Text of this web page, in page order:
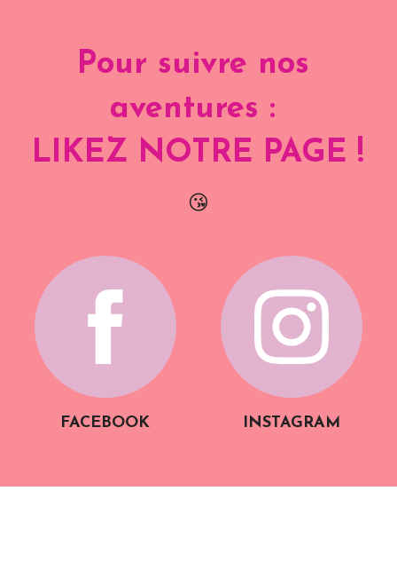
Pour suivre nos
aventures :
LIKEZ NOTRE PAGE !
😘
FACEBOOK INSTAGRAM